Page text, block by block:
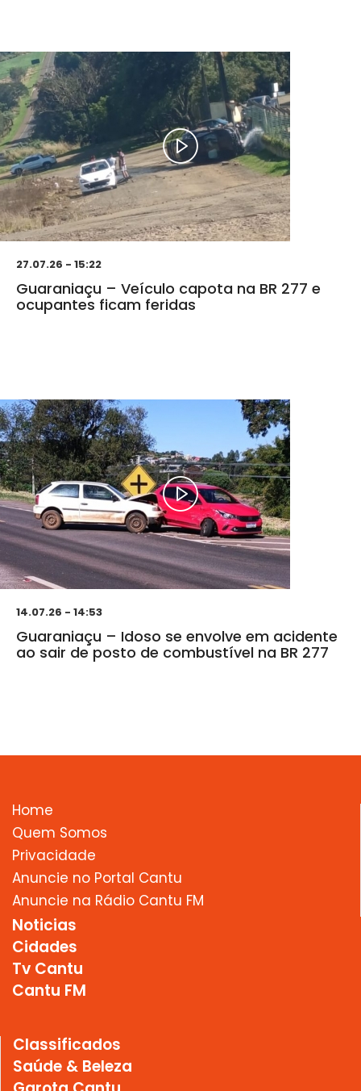
27.07.26 - 15:22
Guaraniaçu – Veículo capota na BR 277 e
ocupantes ficam feridas
14.07.26 - 14:53
Guaraniaçu – Idoso se envolve em acidente
ao sair de posto de combustível na BR 277
Home
Quem Somos
Privacidade
Anuncie no Portal Cantu
Anuncie na Rádio Cantu FM
Noticias
Cidades
Tv Cantu
Cantu FM
Classificados
Saúde & Beleza